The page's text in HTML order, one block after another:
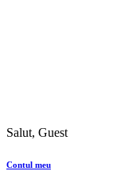
Salut, Guest
Contul meu